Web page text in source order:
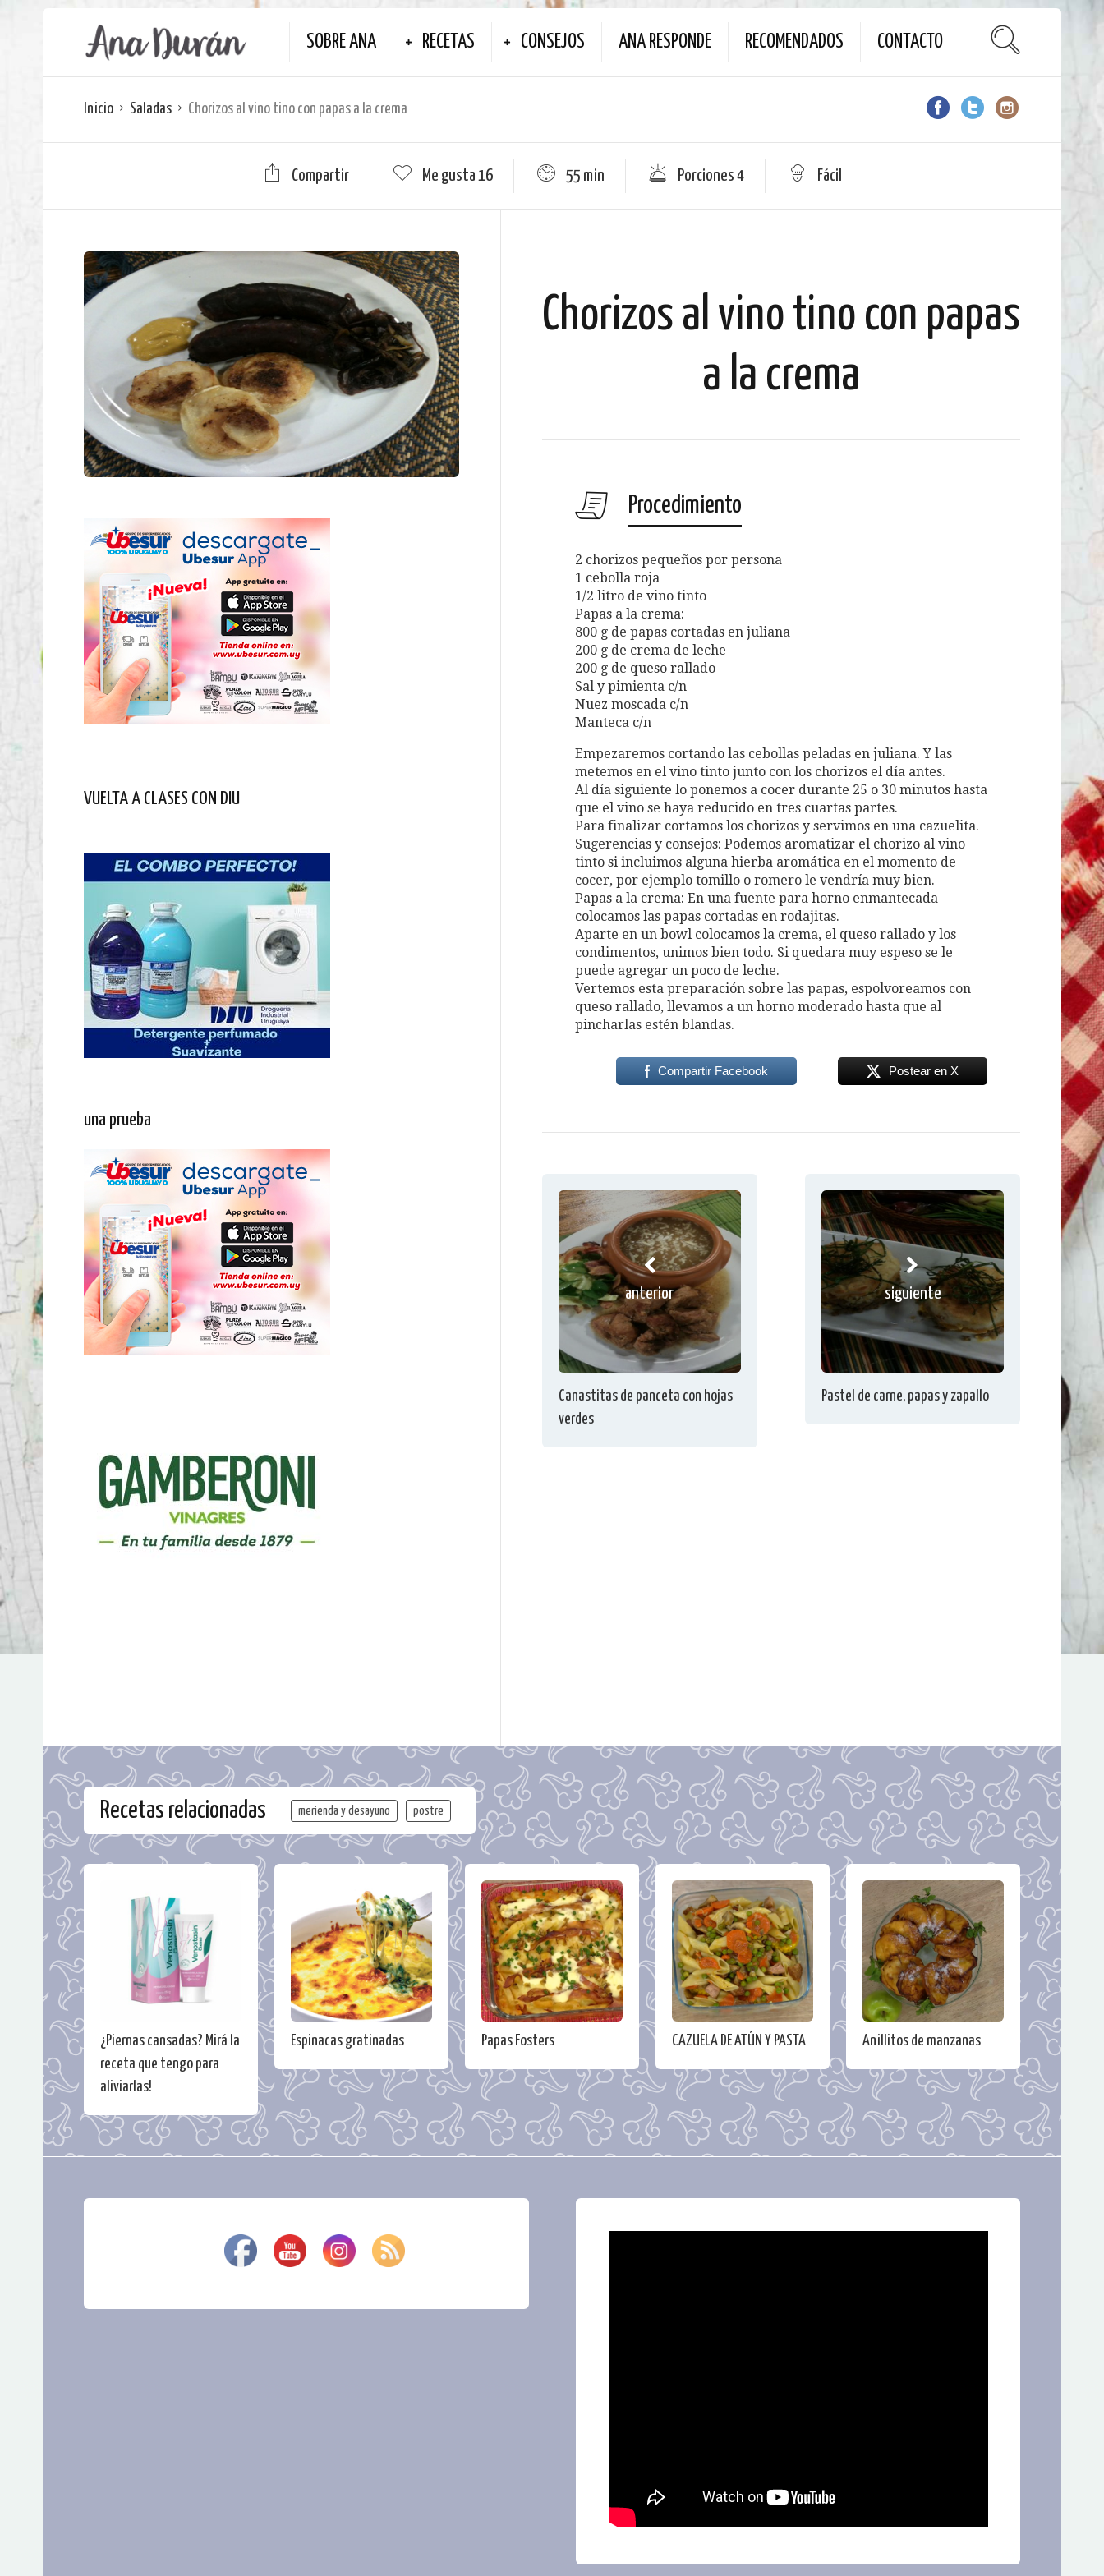
SOBRE ANA RECETAS CONSEJOS ANA RESPONDE RECOMENDADOS CONTACTO
Inicio Saladas Chorizos al vino tino con papas a la crema
Compartir Me gusta 16 55 min Porciones 4 Fácil
VUELTA A CLASES CON DIU
una prueba
Chorizos al vino tino con papas
a la crema
Procedimiento
2 chorizos pequeños por persona
1 cebolla roja
1/2 litro de vino tinto
Papas a la crema:
800 g de papas cortadas en juliana
200 g de crema de leche
200 g de queso rallado
Sal y pimienta c/n
Nuez moscada c/n
Manteca c/n
Empezaremos cortando las cebollas peladas en juliana. Y las
metemos en el vino tinto junto con los chorizos el día antes.
Al día siguiente lo ponemos a cocer durante 25 o 30 minutos hasta
que el vino se haya reducido en tres cuartas partes.
Para finalizar cortamos los chorizos y servimos en una cazuelita.
Sugerencias y consejos: Podemos aromatizar el chorizo al vino
tinto si incluimos alguna hierba aromática en el momento de
cocer, por ejemplo tomillo o romero le vendría muy bien.
Papas a la crema: En una fuente para horno enmantecada
colocamos las papas cortadas en rodajitas.
Aparte en un bowl colocamos la crema, el queso rallado y los
condimentos, unimos bien todo. Si quedara muy espeso se le
puede agregar un poco de leche.
Vertemos esta preparación sobre las papas, espolvoreamos con
queso rallado, llevamos a un horno moderado hasta que al
pincharlas estén blandas.
Compartir Facebook Postear en X
anterior
Canastitas de panceta con hojas
verdes
siguiente
Pastel de carne, papas y zapallo
Recetas relacionadas merienda y desayuno postre
¿Piernas cansadas? Mirá la
receta que tengo para
aliviarlas!
Espinacas gratinadas Papas Fosters CAZUELA DE ATÚN Y PASTA Anillitos de manzanas